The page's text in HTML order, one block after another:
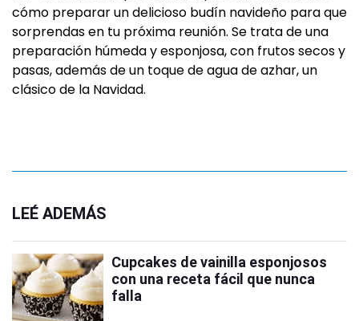
cómo preparar un delicioso budín navideño para que
sorprendas en tu próxima reunión. Se trata de una
preparación húmeda y esponjosa, con frutos secos y
pasas, además de un toque de agua de azhar, un
clásico de la Navidad.
LEÉ ADEMÁS
Cupcakes de vainilla esponjosos
con una receta fácil que nunca
falla